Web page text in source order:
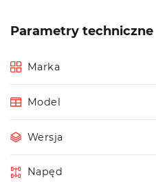
Parametry techniczne
Marka
Model
Wersja
Napęd